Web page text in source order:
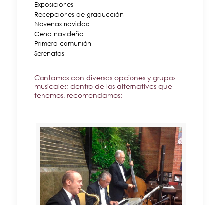
Exposiciones
Recepciones de graduación
Novenas navidad
Cena navideña
Primera comunión
Serenatas
Contamos con diversas opciones y grupos
musicales; dentro de las alternativas que
tenemos, recomendamos: